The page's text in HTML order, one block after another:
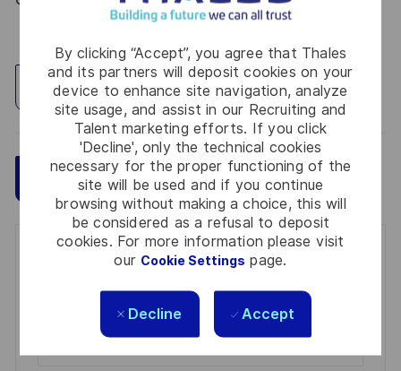
By clicking “Accept”, you agree that Thales
and its partners will deposit cookies on your
device to enhance site navigation, analyze
site usage, and assist in our Recruiting and
Talent marketing efforts. If you click
'Decline', only the technical cookies
necessary for the proper functioning of the
site will be used and if you continue
browsing without making a choice, this will
be considered as a refusal to deposit
cookies. For more information please visit
our Cookie Settings page.
Decline Accept
Explore Location
Apply Now Save
Get notified for similar jobs
You'll receive updates once a week
Email